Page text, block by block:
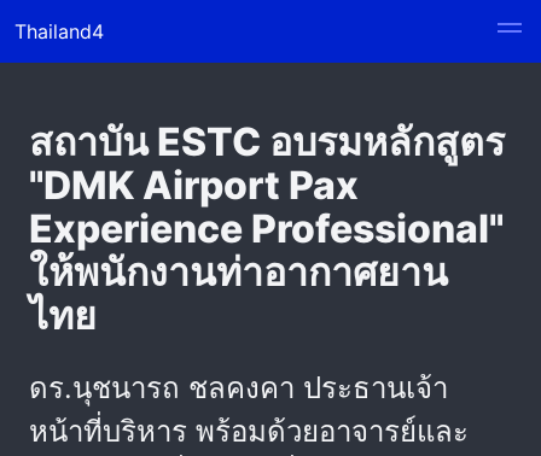
Thailand4
สถาบัน ESTC อบรมหลักสูตร
"DMK Airport Pax
Experience Professional"
ให้พนักงานท่าอากาศยาน
ไทย
ดร.นุชนารถ ชลคงคา ประธานเจ้า
หน้าที่บริหาร พร้อมด้วยอาจารย์และ